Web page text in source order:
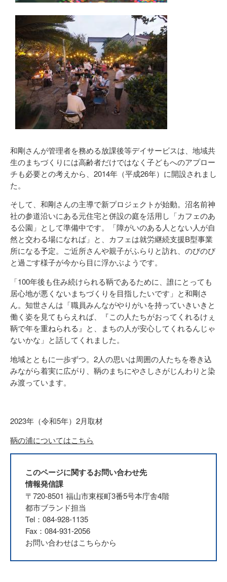
和剛さんが管理者を務める放課後等デイサービスは、地域共
生のまちづくりには高齢者だけではなく子どもへのアプロー
チも必要との考えから、2014年（平成26年）に開設されまし
た。
そして、和剛さんの主導で新プロジェクトが始動。沼名前神
社の参道沿いにある元住宅と併設の庭を活用し「カフェのあ
る公園」として準備中です。「障がいのある人とない人が自
然と交わる場になれば」と、カフェは就労継続支援B型事業
所になる予定。ご近所さんや親子がふらりと訪れ、のびのび
と過ごす様子が今から目に浮かぶようです。
「100年後も住み続けられる鞆であるために、誰にとっても
居心地が悪くないまちづくりを目指したいです」と和剛さ
ん。知世さんは「職員みんながやりがいを持っていきいきと
働く姿を見てもらえれば、『この人たちがおってくれるけぇ
鞆で年を重ねられる』と、まちの人が安心してくれるんじゃ
ないかな」と話してくれました。
地域とともに一歩ずつ。2人の思いは周囲の人たちを巻き込
みながら着実に広がり、鞆のまちにやさしさがじんわりと染
み渡っています。
2023年（令和5年）2月取材
鞆の浦についてはこちら
このページに関するお問い合わせ先
情報発信課
〒720-8501 福山市東桜町3番5号本庁舎4階
都市ブランド担当
Tel：084-928-1135
Fax：084-931-2056
お問い合わせはこちらから